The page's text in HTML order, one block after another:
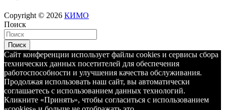
Copyright © 2026 КИМО
Поиск
Поиск
Сайт конференции использует файлы cookies и сервисы сбора
технических данных посетителей для обеспечения
работоспособности и улучшения качества обслуживания.
Продолжая использовать наш сайт, вы автоматически
соглашаетесь с использованием данных технологий.
Кликните «Принять», чтобы согласиться с использованием